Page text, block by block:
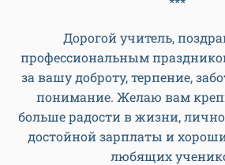
Дорогой учитель,
профессиональным
за вашу доброту, терпение,
понимание. Желаю вам
больше радости в жизни,
достойной зарплаты и
любящих